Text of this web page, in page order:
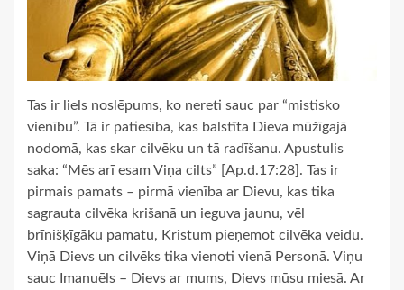
Tas ir liels noslēpums, ko nereti sauc par “mistisko
vienību”. Tā ir patiesība, kas balstīta Dieva mūžīgajā
nodomā, kas skar cilvēku un tā radīšanu. Apustulis
saka: “Mēs arī esam Viņa cilts” [Ap.d.17:28]. Tas ir
pirmais pamats – pirmā vienība ar Dievu, kas tika
sagrauta cilvēka krišanā un ieguva jaunu, vēl
brīnišķīgāku pamatu, Kristum pieņemot cilvēka veidu.
Viņā Dievs un cilvēks tika vienoti vienā Personā. Viņu
sauc Imanuēls – Dievs ar mums, Dievs mūsu miesā. Ar